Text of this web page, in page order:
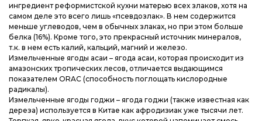
ингредиент реформистской кухни матерью всех злаков, хотя на
самом деле это всего лишь «псевдозлак». В нем содержится
меньше углеводов, чем в обычных злаках, но при этом больше
белка (16%). Кроме того, это прекрасный источник минералов,
т.к. в нем есть калий, кальций, магний и железо.
Измельченные ягоды асаи – ягода асаи, которая происходит из
амазонских тропических лесов, отличается выдающимся
показателем ORAC (способность поглощать кислородные
радикалы).
Измельченные ягоды годжи – ягода годжи (также известная как
дереза) используется в Китае как афродизиак уже тысячи лет.